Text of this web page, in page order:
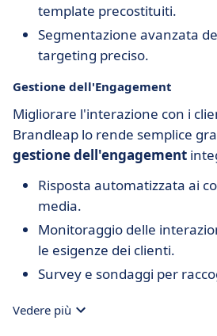
template precostituiti.
Segmentazione avanzata
targeting preciso.
Gestione dell'Engagement
Migliorare l'interazione con i
Brandleap lo rende semplice
gestione dell'engagement
Risposta automatizzata ai
media.
Monitoraggio delle
le esigenze dei clienti.
Survey e sondaggi per
Vedere più